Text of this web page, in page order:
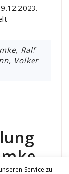
Service zu
Ralf
Volker